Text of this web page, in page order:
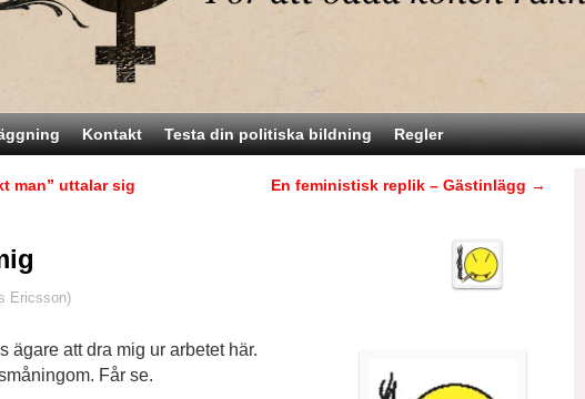
Kontakt Testa din politiska bildning Regler
man” uttalar sig
En feministisk replik – Gästinlägg →
Ericsson)
ägare att dra mig ur arbetet här.
Får se.